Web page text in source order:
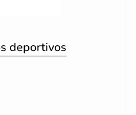
deportivos